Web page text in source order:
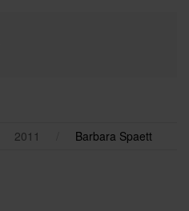
2011 Barbara Spaett